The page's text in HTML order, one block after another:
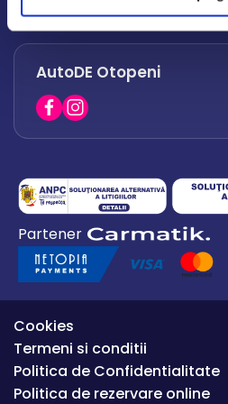
0730 063 852
0730 063 851
AutoDE Otopeni
0754 649 360
Partener
Cookies
Termeni si conditii
Politica de Confidentialitate
Politica de rezervare online